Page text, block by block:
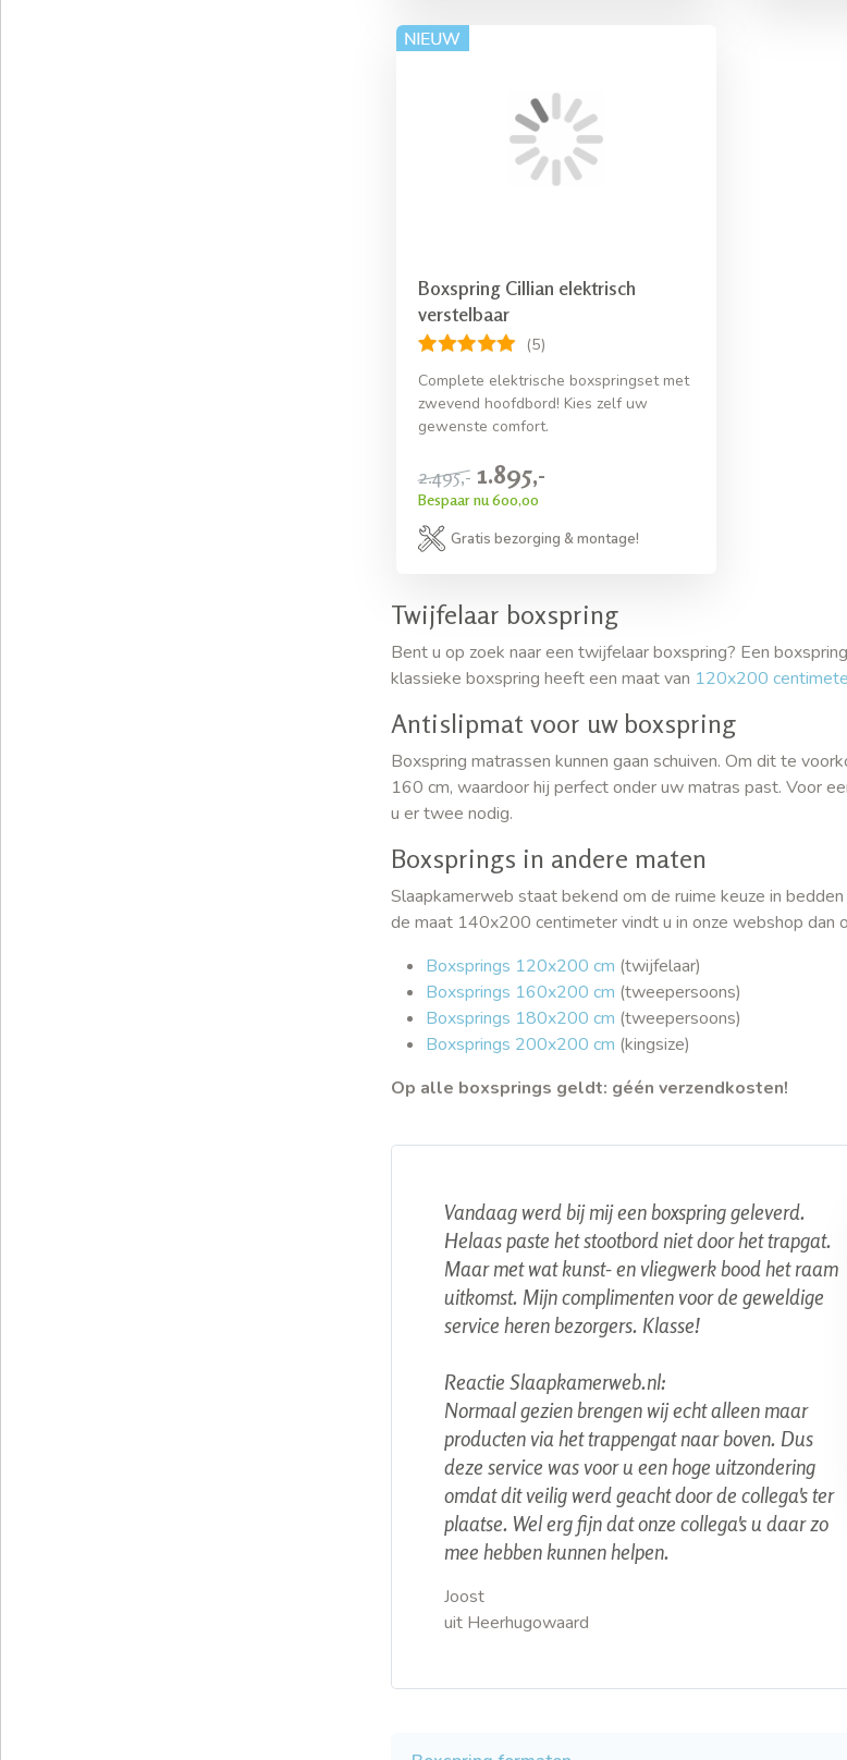
Boxspring Cillian elektrisch
verstelbaar
(5)
Complete elektrische boxspringset met
zwevend hoofdbord! Kies zelf uw
gewenste comfort.
2.495,- 1.895,-
Bespaar nu 600,00
Gratis bezorging & montage!
Twijfelaar boxspring
Bent u op zoek naar een twijfelaar boxspring? Een
klassieke boxspring heeft een maat van 120x200
Antislipmat voor uw boxspring
Boxspring matrassen kunnen gaan schuiven. Om dit te
160 cm, waardoor hij perfect onder uw matras past. Voor
u er twee nodig.
Boxsprings in andere maten
Slaapkamerweb staat bekend om de ruime keuze in
de maat 140x200 centimeter vindt u in onze webshop dan
Boxsprings 120x200 cm (twijfelaar)
Boxsprings 160x200 cm (tweepersoons)
Boxsprings 180x200 cm (tweepersoons)
Boxsprings 200x200 cm (kingsize)
Op alle boxsprings geldt: géén verzendkosten!
Vandaag werd bij mij een boxspring geleverd.
Helaas paste het stootbord niet door het trapgat.
Maar met wat kunst- en vliegwerk bood het raam
uitkomst. Mijn complimenten voor de geweldige
service heren bezorgers. Klasse!
Reactie Slaapkamerweb.nl:
Normaal gezien brengen wij echt alleen maar
producten via het trappengat naar boven. Dus
deze service was voor u een hoge uitzondering
omdat dit veilig werd geacht door de collega's ter
plaatse. Wel erg fijn dat onze collega's u daar zo
mee hebben kunnen helpen.
Joost
uit Heerhugowaard